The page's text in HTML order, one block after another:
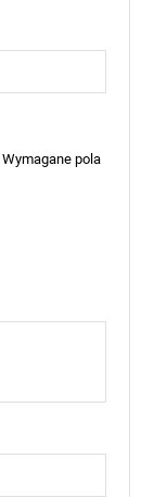
Wymagane pola